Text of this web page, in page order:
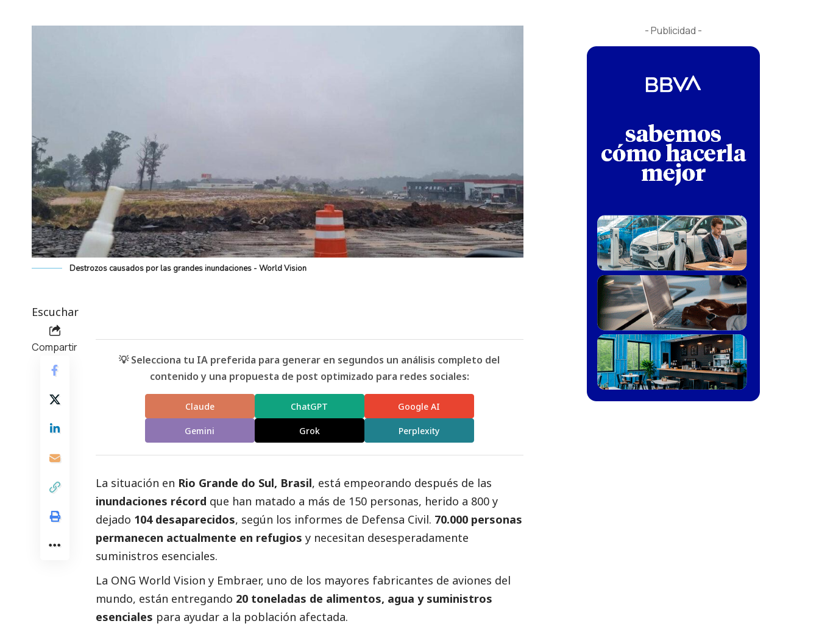
Destrozos causados por las grandes inundaciones - World Vision
Escuchar
Compartir
💡 Selecciona tu IA preferida para generar en segundos un análisis completo del
contenido y una propuesta de post optimizado para redes sociales:
Claude ChatGPT Google AI
Gemini Grok Perplexity
La situación en Rio Grande do Sul, Brasil, está empeorando después de las
inundaciones récord que han matado a más de 150 personas, herido a 800 y
dejado 104 desaparecidos, según los informes de Defensa Civil. 70.000 personas
permanecen actualmente en refugios y necesitan desesperadamente
suministros esenciales.
La ONG World Vision y Embraer, uno de los mayores fabricantes de aviones del
mundo, están entregando 20 toneladas de alimentos, agua y suministros
esenciales para ayudar a la población afectada.
- Publicidad -